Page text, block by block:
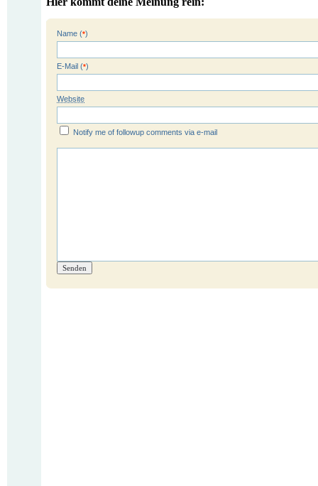
Name (*)
E-Mail (*)
Website
Notify me of followup comments via e-mail